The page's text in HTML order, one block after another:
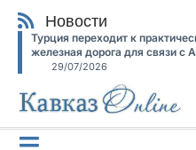
Новости
Турция переходит к
железная дорога для связи с
29/07/2026